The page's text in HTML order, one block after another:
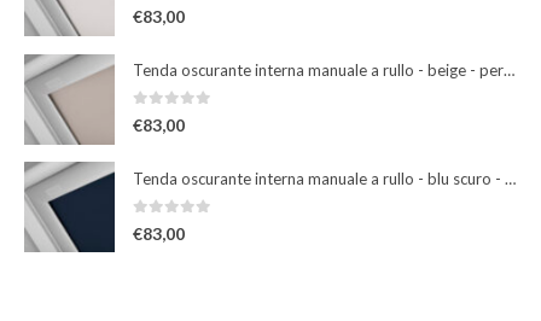
0Su 5
€83,00
Tenda oscurante interna manuale a rullo - beige - per finestre misura 102
0Su 5
€83,00
Tenda oscurante interna manuale a rullo - blu scuro - per finestre misura 102
€83,00